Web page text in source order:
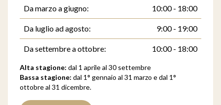
Da marzo a giugno: 10:00 - 18:00
Da luglio ad agosto: 9:00 - 19:00
Da settembre a ottobre: 10:00 - 18:00
Alta stagione: dal 1 aprile al 30 settembre
Bassa stagione: dal 1° gennaio al 31 marzo e dal 1°
ottobre al 31 dicembre.